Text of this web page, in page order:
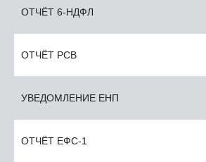
ОТЧЁТ 6-НДФЛ
ОТЧЁТ РСВ
УВЕДОМЛЕНИЕ ЕНП
ОТЧЁТ ЕФС-1